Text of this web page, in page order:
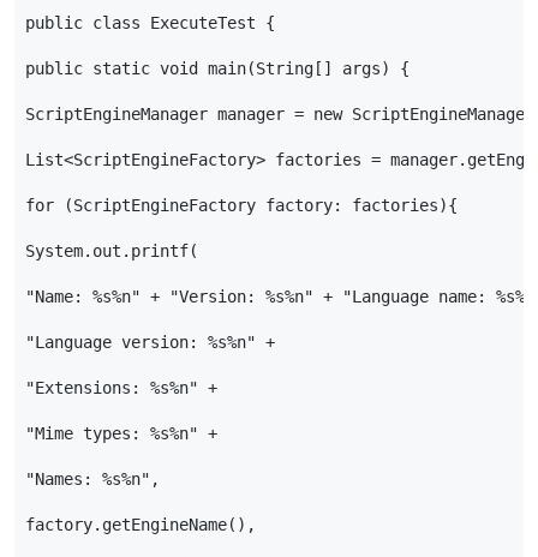
public class ExecuteTest {
public static void main(String [] args) {
ScriptEngineManager manager = new ScriptEngineManager
List<ScriptEngineFactory> factories = manager.
for (ScriptEngineFactory factory: factories){
System. out . printf(
"Name: %s%n" + "Version: %s%n" + "Language name:
"Language version: %s%n" +
"Extensions: %s%n" +
"Mime types: %s%n" +
"Names: %s%n" ,
factory. getEngineName(),